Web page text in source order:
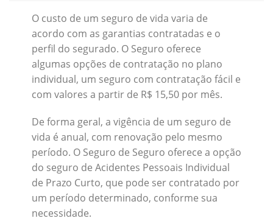
O custo de um seguro de vida varia de
acordo com as garantias contratadas e o
perfil do segurado. O Seguro oferece
algumas opções de contratação no plano
individual, um seguro com contratação fácil e
com valores a partir de R$ 15,50 por mês.
De forma geral, a vigência de um seguro de
vida é anual, com renovação pelo mesmo
período. O Seguro de Seguro oferece a opção
do seguro de Acidentes Pessoais Individual
de Prazo Curto, que pode ser contratado por
um período determinado, conforme sua
necessidade.